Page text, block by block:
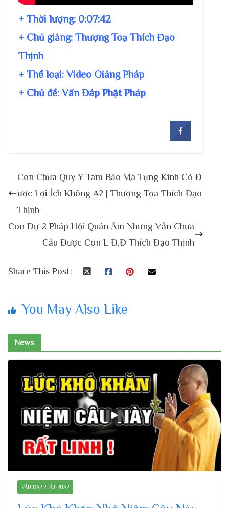
+ Thời lượng: 0:07:42
+ Chủ giảng: Thượng Toạ Thích Đạo
Thịnh
+ Thể loại: Video Giảng Pháp
+ Chủ đề:Vấn Đáp Phật Pháp
Con Chưa Quy Y Tam Bảo Mà Tụng Kinh Có Đ
ược Lợi Ích Không Ạ? | Thượng Tọa Thích Đạo
Thịnh
Con Dự 2 Pháp Hội Quán Âm Nhưng Vẫn Chưa
Cầu Được Con L Đ,Đ Thích Đạo Thịnh
Share This Post:
You May Also Like
News
VẤN ĐÁP PHẬT PHÁP